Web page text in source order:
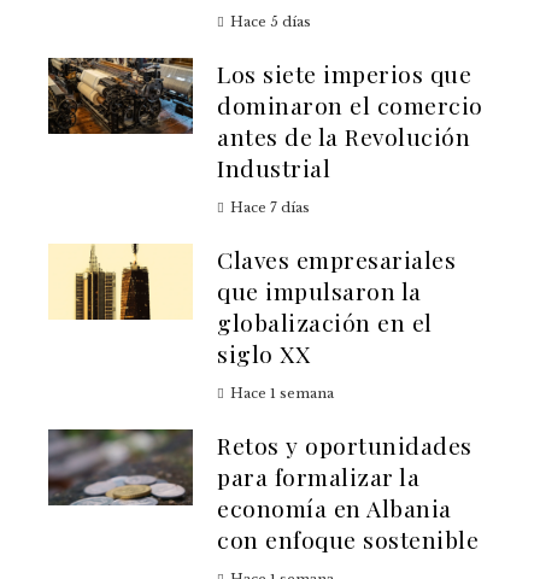
Hace 5 días
Los siete imperios que
dominaron el comercio
antes de la Revolución
Industrial
Hace 7 días
Claves empresariales
que impulsaron la
globalización en el
siglo XX
Hace 1 semana
Retos y oportunidades
para formalizar la
economía en Albania
con enfoque sostenible